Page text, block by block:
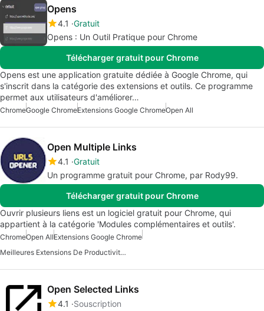
Opens
4.1 Gratuit
Opens : Un Outil Pratique pour Chrome
Télécharger gratuit pour Chrome
Opens est une application gratuite dédiée à Google Chrome, qui
s'inscrit dans la catégorie des extensions et outils. Ce programme
permet aux utilisateurs d'améliorer…
ChromeGoogle ChromeExtensions Google ChromeOpen All
Open Multiple Links
4.1 Gratuit
Un programme gratuit pour Chrome, par Rody99.
Télécharger gratuit pour Chrome
Ouvrir plusieurs liens est un logiciel gratuit pour Chrome, qui
appartient à la catégorie 'Modules complémentaires et outils'.
ChromeOpen AllExtensions Google Chrome
Meilleures Extensions De Productivité Pour Chrome
Open Selected Links
4.1
Souscription